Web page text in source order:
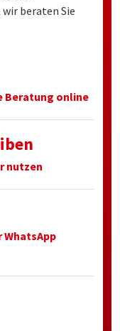
beraten Sie
Beratung online
nutzen
WhatsApp